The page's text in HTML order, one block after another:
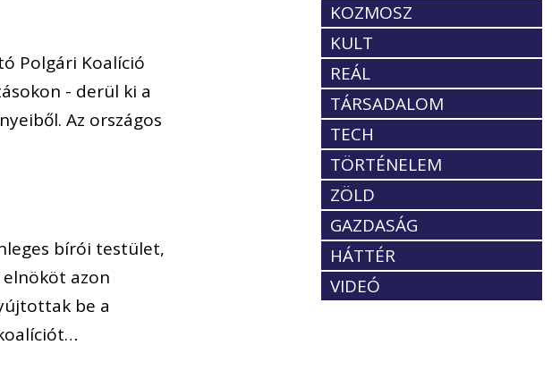
Polgári Koalíció
- derül ki a
Az országos
bírói testület,
azon
be a
KOZMOSZ
KULT
REÁL
TÁRSADALOM
TECH
TÖRTÉNELEM
ZÖLD
GAZDASÁG
HÁTTÉR
VIDEÓ